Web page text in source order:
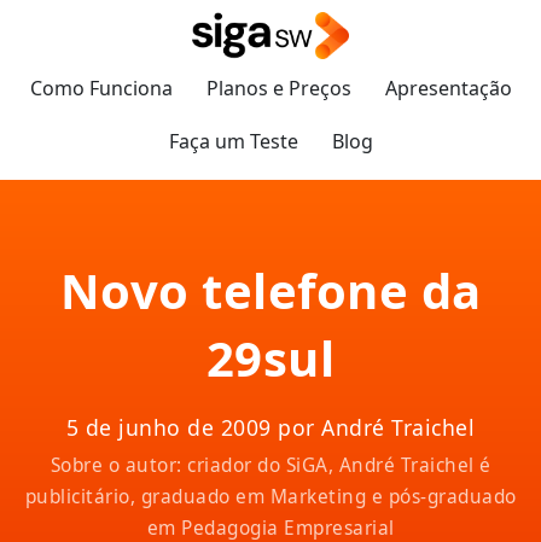
Como Funciona Planos e Preços
Apresentação
Faça um Teste
Blog
Novo telefone da
29sul
5 de junho de 2009 por André Traichel
Sobre o autor: criador do SiGA, André Traichel é
publicitário, graduado em Marketing e pós-graduado
em Pedagogia Empresarial